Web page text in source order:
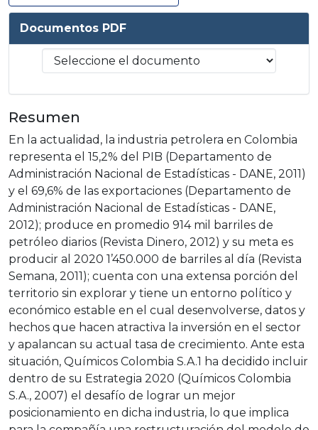
Documentos PDF
Resumen
En la actualidad, la industria petrolera en Colombia
representa el 15,2% del PIB (Departamento de
Administración Nacional de Estadísticas - DANE, 2011)
y el 69,6% de las exportaciones (Departamento de
Administración Nacional de Estadísticas - DANE,
2012); produce en promedio 914 mil barriles de
petróleo diarios (Revista Dinero, 2012) y su meta es
producir al 2020 1’450.000 de barriles al día (Revista
Semana, 2011); cuenta con una extensa porción del
territorio sin explorar y tiene un entorno político y
económico estable en el cual desenvolverse, datos y
hechos que hacen atractiva la inversión en el sector
y apalancan su actual tasa de crecimiento. Ante esta
situación, Químicos Colombia S.A.1 ha decidido incluir
dentro de su Estrategia 2020 (Químicos Colombia
S.A., 2007) el desafío de lograr un mejor
posicionamiento en dicha industria, lo que implica